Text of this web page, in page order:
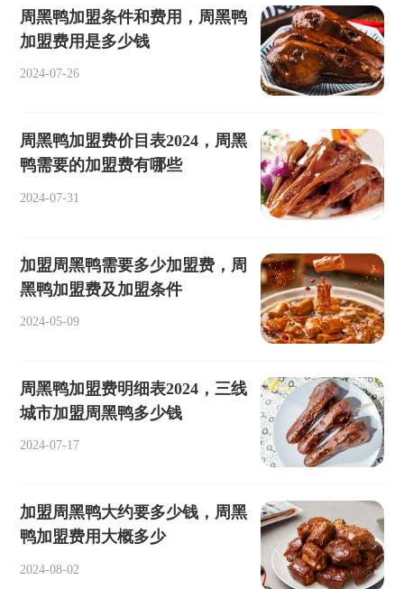
周黑鸭加盟条件和费用，周黑鸭
加盟费用是多少钱
2024-07-26
周黑鸭加盟费价目表2024，周黑
鸭需要的加盟费有哪些
2024-07-31
加盟周黑鸭需要多少加盟费，周
黑鸭加盟费及加盟条件
2024-05-09
周黑鸭加盟费明细表2024，三线
城市加盟周黑鸭多少钱
2024-07-17
加盟周黑鸭大约要多少钱，周黑
鸭加盟费用大概多少
2024-08-02